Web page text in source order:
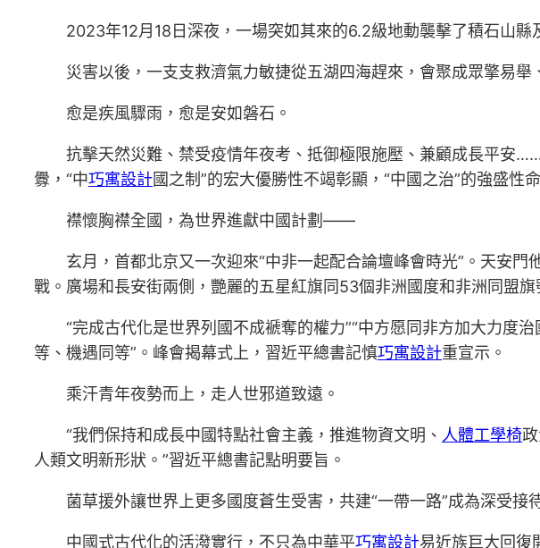
2023年12月18日深夜，一場突如其來的6.2級地動襲擊了積石山縣
災害以後，一支支救濟氣力敏捷從五湖四海趕來，會聚成眾擎易
愈是疾風驟雨，愈是安如磐石。
抗擊天然災難、禁受疫情年夜考、抵御極限施壓、兼顧成長平安
釁，“中巧寓設計國之制”的宏大優勝性不竭彰顯，“中國之治”的強盛性
襟懷胸襟全國，為世界進獻中國計劃——
玄月，首都北京又一次迎來“中非一起配合論壇峰會時光”。天安
戰。廣場和長安街兩側，艷麗的五星紅旗同53個非洲國度和非洲同盟
“完成古代化是世界列國不成褫奪的權力”“中方愿同非方加大力度
等、機遇同等”。峰會揭幕式上，習近平總書記慎巧寓設計重宣示。
乘汗青年夜勢而上，走人世邪道致遠。
“我們保持和成長中國特點社會主義，推進物資文明、 人體工學椅
人類文明新形狀。”習近平總書記點明要旨。
菌草援外讓世界上更多國度蒼生受害，共建“一帶一路”成為深受
中國式古代化的活潑實行，不只為中華平巧寓設計易近族巨大回復